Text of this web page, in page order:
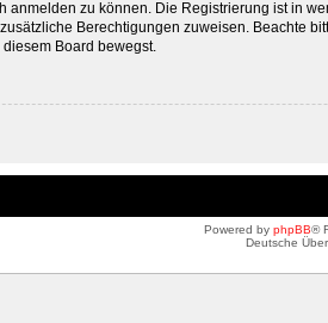
anmelden zu können. Die Registrierung ist in
Berechtigungen zuweisen. Beachte
Board bewegst.
Powered by phpBB®
Deutsche